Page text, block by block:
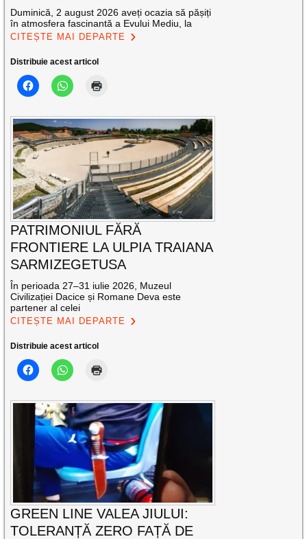
Duminică, 2 august 2026 aveți ocazia să pășiți
în atmosfera fascinantă a Evului Mediu, la
CITEȘTE MAI DEPARTE
Distribuie acest articol
PATRIMONIUL FĂRĂ
FRONTIERE LA ULPIA TRAIANA
SARMIZEGETUSA
În perioada 27–31 iulie 2026, Muzeul
Civilizației Dacice și Romane Deva este
partener al celei
CITEȘTE MAI DEPARTE
Distribuie acest articol
GREEN LINE VALEA JIULUI:
TOLERANȚĂ ZERO FAȚĂ DE